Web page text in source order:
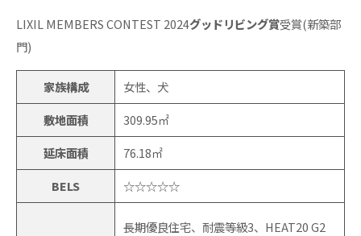
LIXIL MEMBERS CONTEST 2024グッドリビング賞受賞(新築部
門)
家族構成
女性、犬
敷地面積
309.95㎡
延床面積
76.18㎡
BELS
☆☆☆☆☆
長期優良住宅、耐震等級3、HEAT20 G2